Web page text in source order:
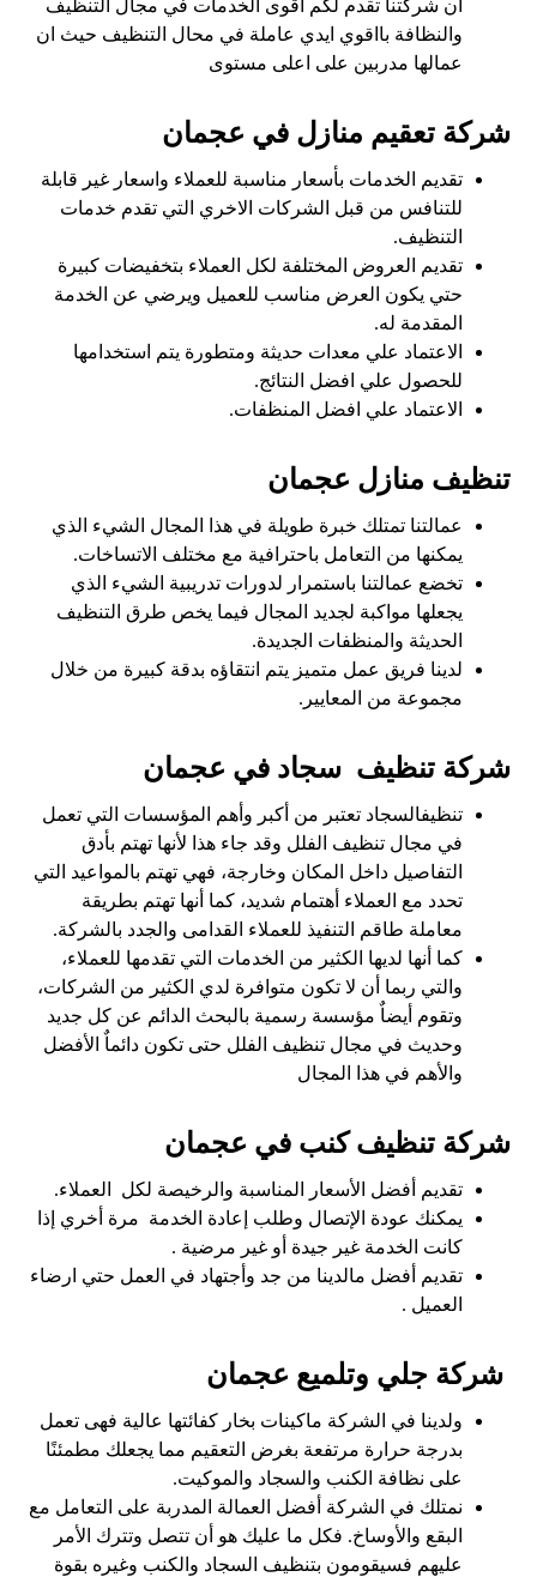
ان شركتنا تقدم لكم اقوى الخدمات في مجال التنظيف
والنظافة بااقوي ايدي عاملة في محال التنظيف حيث ان
عمالها مدربين على اعلى مستوى
شركة تعقيم منازل في عجمان
تقديم الخدمات بأسعار مناسبة للعملاء واسعار غير قابلة
للتنافس من قبل الشركات الاخري التي تقدم خدمات
التنظيف.
تقديم العروض المختلفة لكل العملاء بتخفيضات كبيرة
حتي يكون العرض مناسب للعميل ويرضي عن الخدمة
المقدمة له.
الاعتماد علي معدات حديثة ومتطورة يتم استخدامها
للحصول علي افضل النتائج.
الاعتماد علي افضل المنظفات.
تنظيف منازل عجمان
عمالتنا تمتلك خبرة طويلة في هذا المجال الشيء الذي
يمكنها من التعامل باحترافية مع مختلف الاتساخات.
تخضع عمالتنا باستمرار لدورات تدريبية الشيء الذي
يجعلها مواكبة لجديد المجال فيما يخص طرق التنظيف
الحديثة والمنظفات الجديدة.
لدينا فريق عمل متميز يتم انتقاؤه بدقة كبيرة من خلال
مجموعة من المعايير.
شركة تنظيف سجاد في عجمان
تنظيفالسجاد تعتبر من أكبر وأهم المؤسسات التي تعمل
في مجال تنظيف الفلل وقد جاء هذا لأنها تهتم بأدق
التفاصيل داخل المكان وخارجة، فهي تهتم بالمواعيد التي
تحدد مع العملاء أهتمام شديد، كما أنها تهتم بطريقة
معاملة طاقم التنفيذ للعملاء القدامى والجدد بالشركة.
كما أنها لديها الكثير من الخدمات التي تقدمها للعملاء،
والتي ربما أن لا تكون متوافرة لدي الكثير من الشركات،
وتقوم أيضاٌ مؤسسة رسمية بالبحث الدائم عن كل جديد
وحديث في مجال تنظيف الفلل حتى تكون دائماٌ الأفضل
والأهم في هذا المجال
شركة تنظيف كنب في عجمان
تقديم أفضل الأسعار المناسبة والرخيصة لكل العملاء.
يمكنك عودة الإتصال وطلب إعادة الخدمة مرة أخري إذا
كانت الخدمة غير جيدة أو غير مرضية .
تقديم أفضل مالدينا من جد وأجتهاد في العمل حتي ارضاء
العميل .
شركة جلي وتلميع عجمان
ولدينا في الشركة ماكينات بخار كفائتها عالية فهى تعمل
بدرجة حرارة مرتفعة بغرض التعقيم مما يجعلك مطمئنًا
على نظافة الكنب والسجاد والموكيت.
نمتلك في الشركة أفضل العمالة المدربة على التعامل مع
البقع والأوساخ. فكل ما عليك هو أن تتصل وتترك الأمر
عليهم فسيقومون بتنظيف السجاد والكنب وغيره بقوة